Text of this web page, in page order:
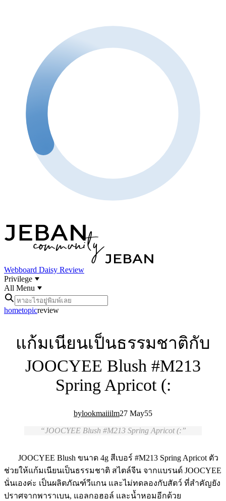
Webboard Daisy Review
Privilege
All Menu
hometopicreview
แก้มเนียนเป็นธรรมชาติกับ
JOOCYEE Blush #M213
Spring Apricot (:
lookmaiiilm27 May55
JOOCYEE Blush #M213 Spring Apricot (:
JOOCYEE Blush ขนาด 4g สีเบอร์ #M213 Spring Apricot ตัว
ช่วยให้แก้มเนียนเป็นธรรมชาติ สไตล์จีน จากแบรนด์ JOOCYEE
นั่นเองค่ะ เป็นผลิตภัณฑ์วีแกน และไม่ทดลองกับสัตว์ ที่สำคัญยัง
ปราศจากพาราเบน, แอลกอฮอล์ และน้ำหอมอีกด้วย